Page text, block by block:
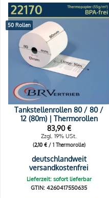
50 Rollen
Tankstellenrollen 80 / 80 /
12 (80m) | Thermorollen
83,90€
Zzgl. 19% USt.
(2,10 €/ 1 Thermorolle)
deutschlandweit
versandkostenfrei
Lieferzeit: sofort lieferbar
GTIN: 4260417550635